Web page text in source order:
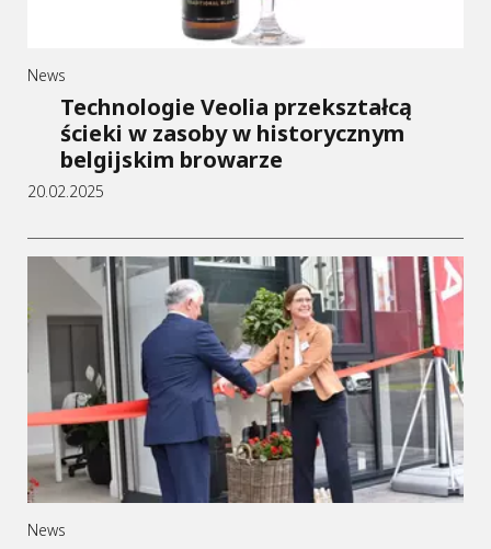
News
Technologie Veolia przekształcą
ścieki w zasoby w historycznym
belgijskim browarze
20.02.2025
News